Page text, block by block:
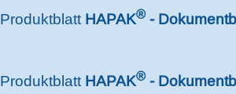
ProduktblattHAPAK®-
ProduktblattHAPAK®-